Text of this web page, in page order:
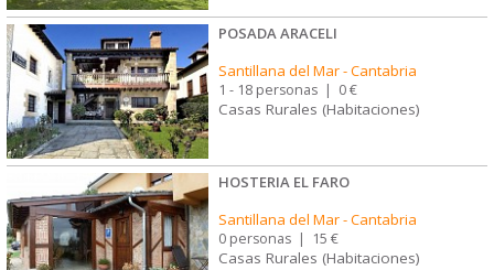
POSADA ARACELI
Santillana del Mar-Cantabria
1 - 18 personas | 0 €
Casas Rurales (Habitaciones)
HOSTERIA EL FARO
Santillana del Mar-Cantabria
0 personas | 15 €
Casas Rurales (Habitaciones)